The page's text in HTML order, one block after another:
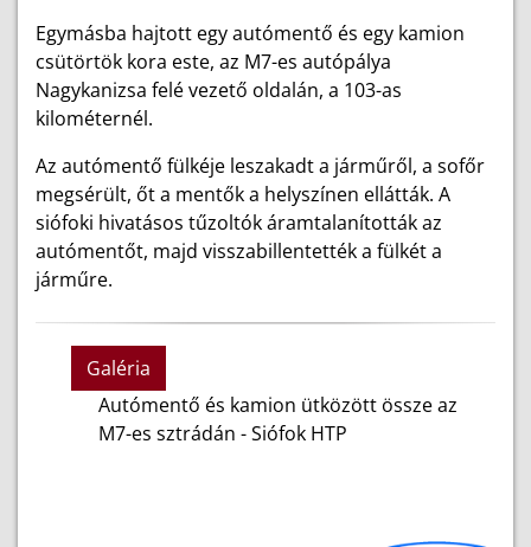
Egymásba hajtott egy autómentő és egy kamion
csütörtök kora este, az M7-es autópálya
Nagykanizsa felé vezető oldalán, a 103-as
kilométernél.
Az autómentő fülkéje leszakadt a járműről, a sofőr
megsérült, őt a mentők a helyszínen ellátták. A
siófoki hivatásos tűzoltók áramtalanították az
autómentőt, majd visszabillentették a fülkét a
járműre.
Galéria
Autómentő és kamion ütközött össze az
M7-es sztrádán - Siófok HTP